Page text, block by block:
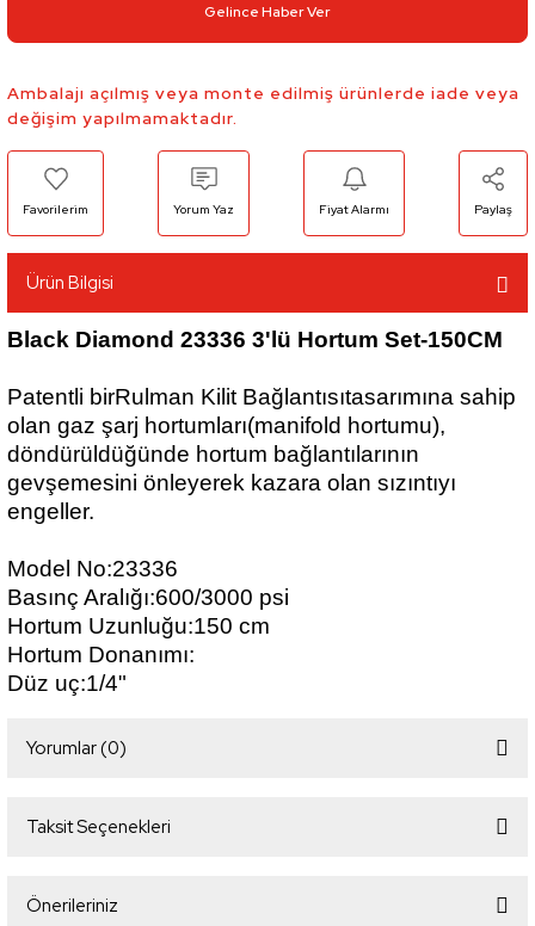
Gelince Haber Ver
Ambalajı açılmış veya monte edilmiş ürünlerde iade veya
değişim yapılmamaktadır.
Yorum Yaz Fiyat Alarmı Paylaş
Ürün Bilgisi
Black Diamond 23336 3'lü Hortum Set-150CM
Patentli birRulman Kilit Bağlantısıtasarımına sahip
olan gaz şarj hortumları(manifold hortumu),
döndürüldüğünde hortum bağlantılarının
gevşemesini önleyerek kazara olan sızıntıyı
engeller.
Model No:23336
Basınç Aralığı:600/3000 psi
Hortum Uzunluğu:150 cm
Hortum Donanımı:
Düz uç:1/4"
Yorumlar (0)
Taksit Seçenekleri
Önerileriniz